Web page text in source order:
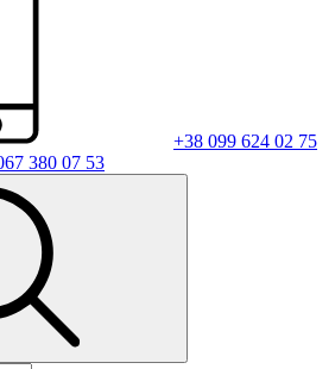
+38 099 624 02 75
380 07 53